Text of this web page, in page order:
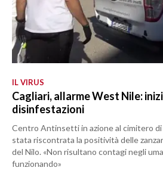
IL VIRUS
Cagliari, allarme West Nile:
disinfestazioni
Centro Antinsetti in azione al cimitero di
stata riscontrata la positività delle
del Nilo. «Non risultano contagi negli
funzionando»